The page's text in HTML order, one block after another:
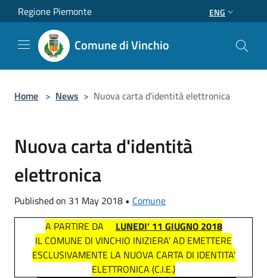
Salta al contenuto principale
Regione Piemonte ENG
Comune di Vinchio
Home > News > Nuova carta d'identità elettronica
Nuova carta d'identità
elettronica
Published on 31 May 2018 • Comune
A PARTIRE DA LUNEDI’ 11 GIUGNO 2018
IL COMUNE DI VINCHIO INIZIERA’ AD EMETTERE
ESCLUSIVAMENTE LA NUOVA CARTA DI IDENTITA’
ELETTRONICA (C.I.E.)